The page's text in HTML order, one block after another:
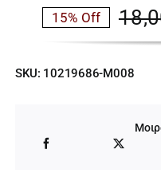
Η
15% Off
SKU: 10219686-M008